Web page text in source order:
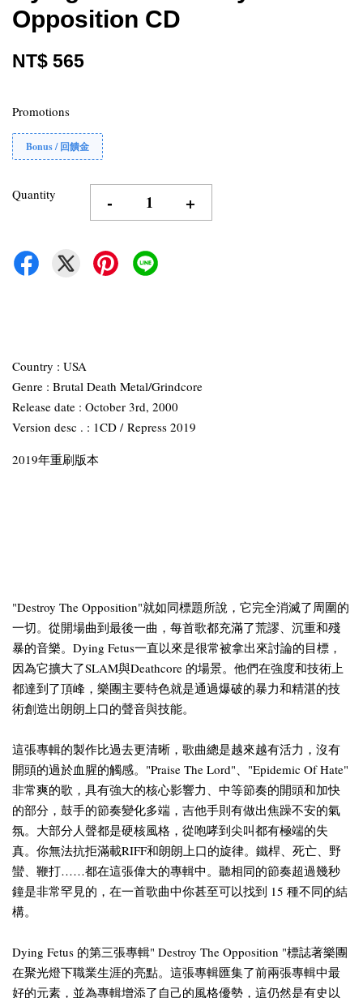
Opposition CD
NT$ 565
Promotions
Bonus / 回饋金
Quantity - +
Country : USA
Genre : Brutal Death Metal/Grindcore
Release date : October 3rd, 2000
Version desc . : 1CD / Repress 2019
2019年重刷版本
"Destroy The Opposition"就如同標題所說，它完全消滅了周圍的
一切。從開場曲到最後一曲，每首歌都充滿了荒謬、沉重和殘
暴的音樂。Dying Fetus一直以來是很常被拿出來討論的目標，
因為它擴大了SLAM與Deathcore 的場景。他們在強度和技術上
都達到了頂峰，樂團主要特色就是通過爆破的暴力和精湛的技
術創造出朗朗上口的聲音與技能。
這張專輯的製作比過去更清晰，歌曲總是越來越有活力，沒有
開頭的過於血腥的觸感。"Praise The Lord"、"Epidemic Of Hate"
非常爽的歌，具有強大的核心影響力、中等節奏的開頭和加快
的部分，鼓手的節奏變化多端，吉他手則有做出焦躁不安的氣
氛。大部分人聲都是硬核風格，從咆哮到尖叫都有極端的失
真。你無法抗拒滿載RIFF和朗朗上口的旋律。鐵桿、死亡、野
蠻、鞭打……都在這張偉大的專輯中。聽相同的節奏超過幾秒
鐘是非常罕見的，在一首歌曲中你甚至可以找到 15 種不同的結
構。
Dying Fetus 的第三張專輯" Destroy The Opposition "標誌著樂團
在聚光燈下職業生涯的亮點。這張專輯匯集了前兩張專輯中最
好的元素，並為專輯增添了自己的風格優勢，這仍然是有史以